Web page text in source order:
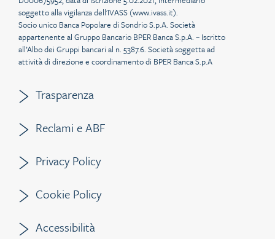
soggetto alla vigilanza dell'IVASS (www.ivass.it).
Socio unico Banca Popolare di Sondrio S.p.A. Società
appartenente al Gruppo Bancario BPER Banca S.p.A. – Iscritto
all’Albo dei Gruppi bancari al n. 5387.6. Società soggetta ad
attività di direzione e coordinamento di BPER Banca S.p.A
Trasparenza
Reclami e ABF
Privacy Policy
Cookie Policy
Accessibilità